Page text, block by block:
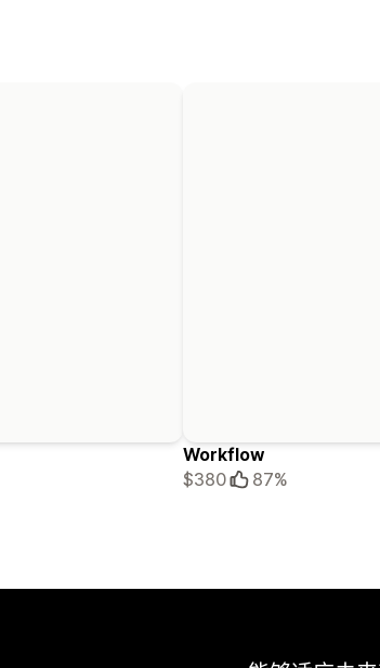
Workflow
$380
87%